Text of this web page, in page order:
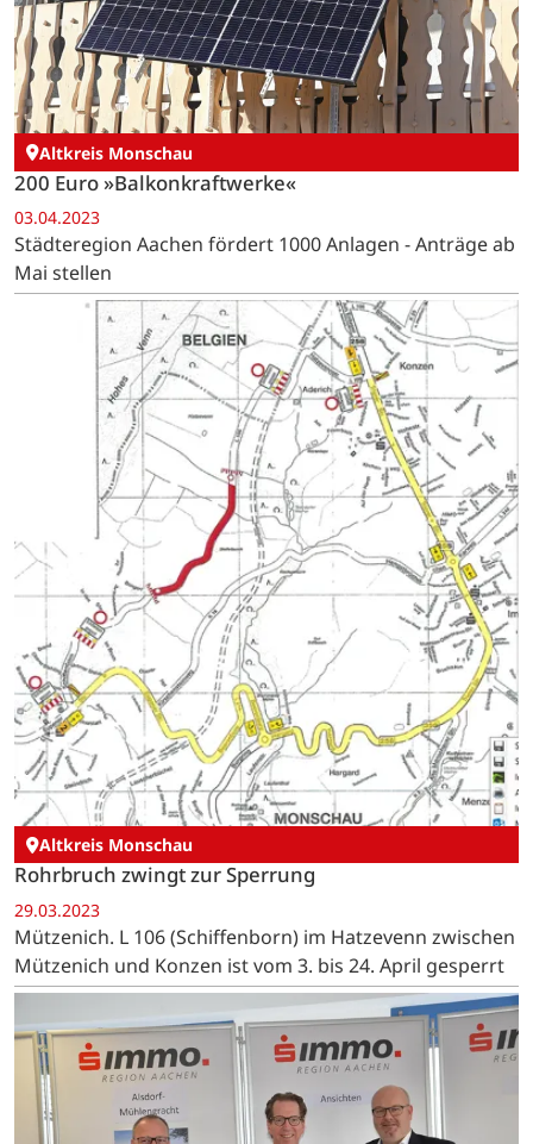
Altkreis Monschau
200 Euro »Balkonkraftwerke«
03.04.2023
Städteregion Aachen fördert 1000 Anlagen - Anträge ab
Mai stellen
Altkreis Monschau
Rohrbruch zwingt zur Sperrung
29.03.2023
Mützenich. L 106 (Schiffenborn) im Hatzevenn zwischen
Mützenich und Konzen ist vom 3. bis 24. April gesperrt